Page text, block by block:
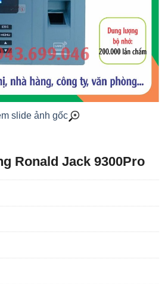
slide ảnh gốc
Ronald Jack 9300Pro